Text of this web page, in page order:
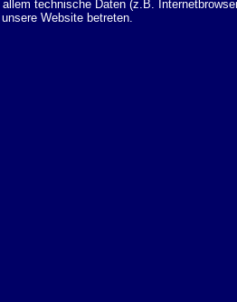
technische Daten (z.B.
Website betreten.